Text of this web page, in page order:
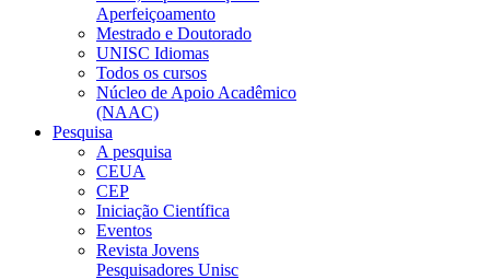
Aperfeiçoamento
Mestrado e Doutorado
UNISC Idiomas
Todos os cursos
Núcleo de Apoio Acadêmico
(NAAC)
Pesquisa
A pesquisa
CEUA
CEP
Iniciação Científica
Eventos
Revista Jovens
Pesquisadores Unisc